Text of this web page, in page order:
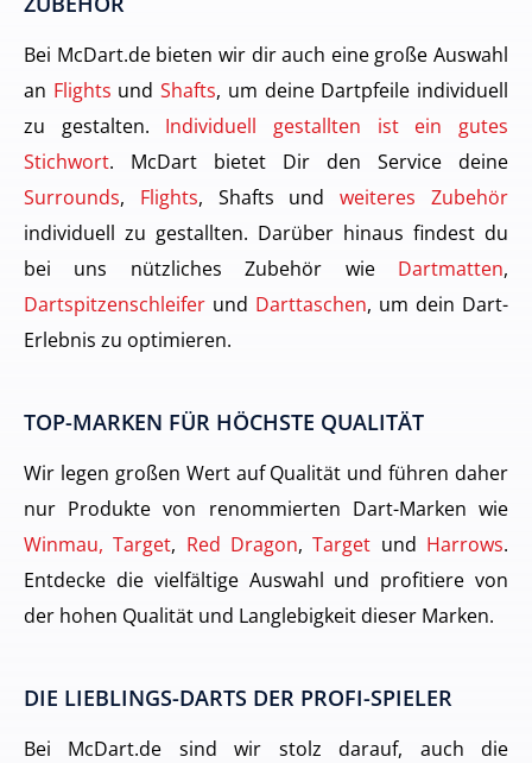
Bei McDart.de bieten wir dir auch eine große Auswahl
an Flights undShafts, um deine Dartpfeile individuell
zu gestalten. Individuell gestallten ist ein gutes
Stichwort. McDart bietet Dir den Service deine
Surrounds, Flights, Shafts undweiteres Zubehör
individuell zu gestallten. Darüber hinaus findest du
bei uns nützliches Zubehör wie Dartmatten,
Dartspitzenschleifer und Darttaschen, um dein Dart-
Erlebnis zu optimieren.
TOP-MARKEN FÜR HÖCHSTE QUALITÄT
Wir legen großen Wert auf Qualität und führen daher
nur Produkte von renommierten Dart-Marken wie
Winmau, Target, Red Dragon,Target und Harrows.
Entdecke die vielfältige Auswahl und profitiere von
der hohen Qualität und Langlebigkeit dieser Marken.
DIE LIEBLINGS-DARTS DER PROFI-SPIELER
Bei McDart.de sind wir stolz darauf, auch die